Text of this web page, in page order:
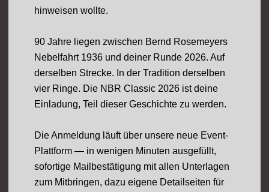
hinweisen wollte.
90 Jahre liegen zwischen Bernd Rosemeyers
Nebelfahrt 1936 und deiner Runde 2026. Auf
derselben Strecke. In der Tradition derselben
vier Ringe. Die NBR Classic 2026 ist deine
Einladung, Teil dieser Geschichte zu werden.
Die Anmeldung läuft über unsere neue Event-
Plattform — in wenigen Minuten ausgefüllt,
sofortige Mailbestätigung mit allen Unterlagen
zum Mitbringen, dazu eigene Detailseiten für